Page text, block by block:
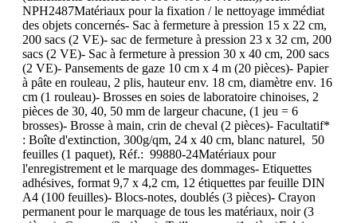
NPH2487Matériaux pour la fixation / le nettoyage immédiat
des objets concernés- Sac à fermeture à pression 15 x 22 cm,
200 sacs (2 VE)- sac de fermeture à pression 23 x 32 cm, 200
sacs (2 VE)- Sac à fermeture à pression 30 x 40 cm, 200 sacs
(2 VE)- Pansements de gaze 10 cm x 4 m (20 pièces)- Papier
à pâte en rouleau, 2 plis, hauteur env. 18 cm, diamètre env. 16
cm (1 rouleau)- Brosses en soies de laboratoire chinoises, 2
pièces de 30, 40, 50 mm de largeur chacune, (1 jeu = 6
brosses)- Brosse à main, crin de cheval (2 pièces)- Facultatif*
: Boîte d'extinction, 300g/qm, 24 x 40 cm, blanc naturel, 50
feuilles (1 paquet), Réf.: 99880-24Matériaux pour
l'enregistrement et le marquage des dommages- Etiquettes
adhésives, format 9,7 x 4,2 cm, 12 étiquettes par feuille DIN
A4 (100 feuilles)- Blocs-notes, doublés (3 pièces)- Crayon
permanent pour le marquage de tous les matériaux, noir (3